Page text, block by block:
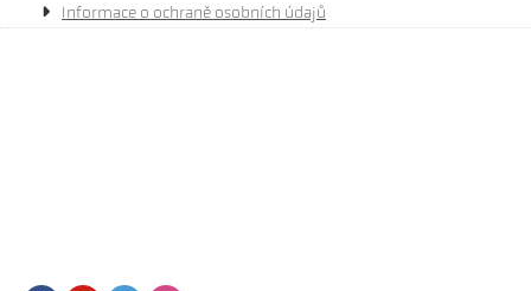
Informace o ochraně osobních údajů